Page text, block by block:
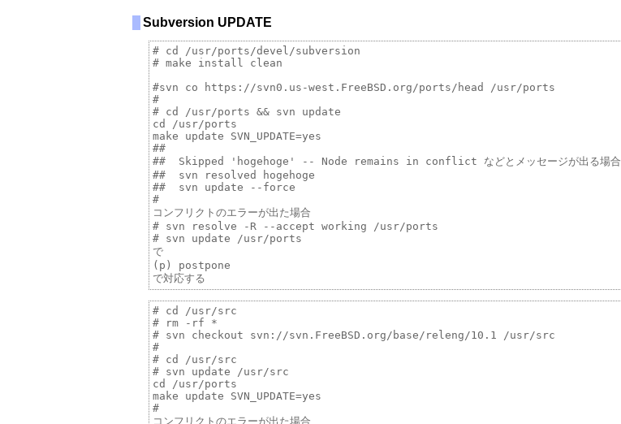
Subversion UPDATE
# cd /usr/ports/devel/subversion
# make install clean
#svn co https://svn0.us-west.FreeBSD.org/ports/head /usr/ports
#
# cd /usr/ports && svn update
cd /usr/ports
make update SVN_UPDATE=yes
##
##  Skipped 'hogehoge' -- Node remains in conflict などとメッセージが出る場合
##  svn resolved hogehoge
##  svn update --force
#
コンフリクトのエラーが出た場合
# svn resolve -R --accept working /usr/ports
# svn update /usr/ports
で
(p) postpone
# cd /usr/src
# rm -rf *
# svn checkout svn://svn.FreeBSD.org/base/releng/10.1 /usr/src
#
# cd /usr/src
# svn update /usr/src
cd /usr/ports
make update SVN_UPDATE=yes
#
コンフリクトのエラーが出た場合